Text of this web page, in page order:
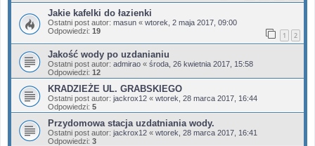
Jakie kafelki do łazienki
Ostatni post autor: masun « wtorek, 2 maja 2017, 09:00
Odpowiedzi: 19 1 2
Jakość wody po uzdanianiu
Ostatni post autor: admirao « środa, 26 kwietnia 2017, 15:58
Odpowiedzi: 12
KRADZIEŻE UL. GRABSKIEGO
Ostatni post autor: jackrox12 « wtorek, 28 marca 2017, 16:44
Odpowiedzi: 5
Przydomowa stacja uzdatniania wody.
Ostatni post autor: jackrox12 « wtorek, 28 marca 2017, 16:41
Odpowiedzi: 3